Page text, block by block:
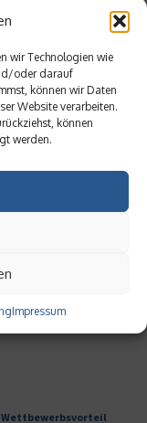
wir Technologien wie
oder darauf
können wir Daten
Website verarbeiten.
können
werden.
Impressum
eines